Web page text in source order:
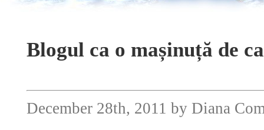
Blogul ca o mașinuță de
December 28th, 2011 by Diana